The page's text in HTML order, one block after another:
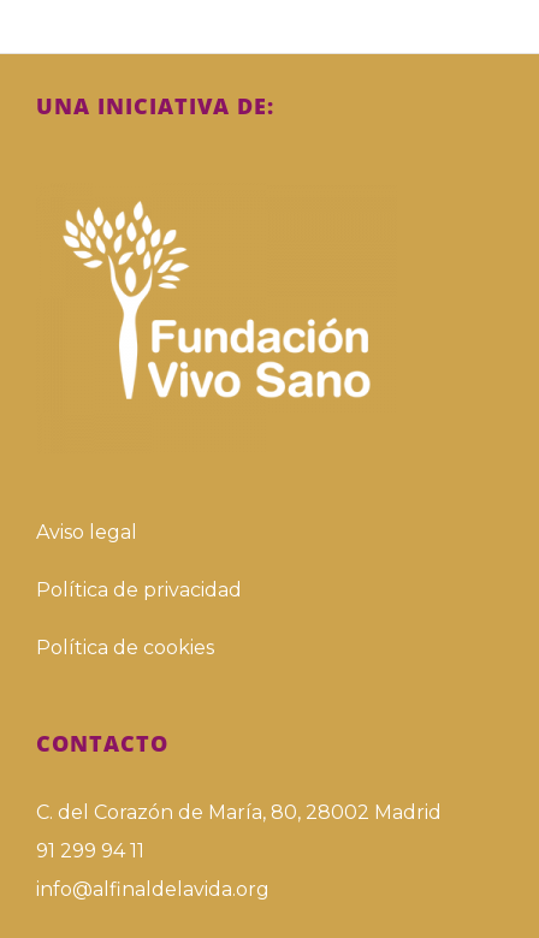
UNA INICIATIVA DE:
Aviso legal
Política de privacidad
Política de cookies
CONTACTO
C. del Corazón de María, 80, 28002 Madrid
91 299 94 11
info@alfinaldelavida.org